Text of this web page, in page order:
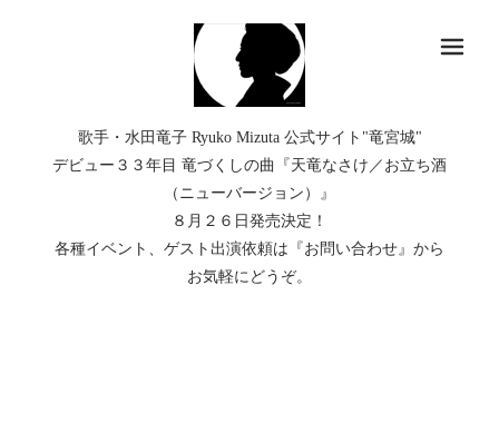
歌手・水田竜子 Ryuko Mizuta 公式サイト"竜宮城"
デビュー３３年目 竜づくしの曲『天竜なさけ／お立ち酒
（ニューバージョン）』
８月２６日発売決定！
各種イベント、ゲスト出演依頼は『お問い合わせ』から
お気軽にどうぞ。